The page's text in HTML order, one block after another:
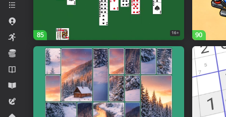
आर्केड
एजुकेशनल
85 16+ 90